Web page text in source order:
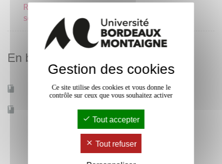
Russe débutant A1
semestre 5
En bref
Mobilité d'études Oui
Accessible à distance Non
Gestion des cookies
Ce site utilise des cookies et vous donne le
contrôle sur ceux que vous souhaitez activer
Tout accepter
Tout refuser